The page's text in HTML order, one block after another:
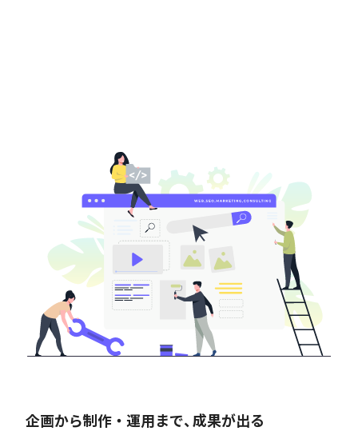
企画から制作・運用まで、 成果が出る